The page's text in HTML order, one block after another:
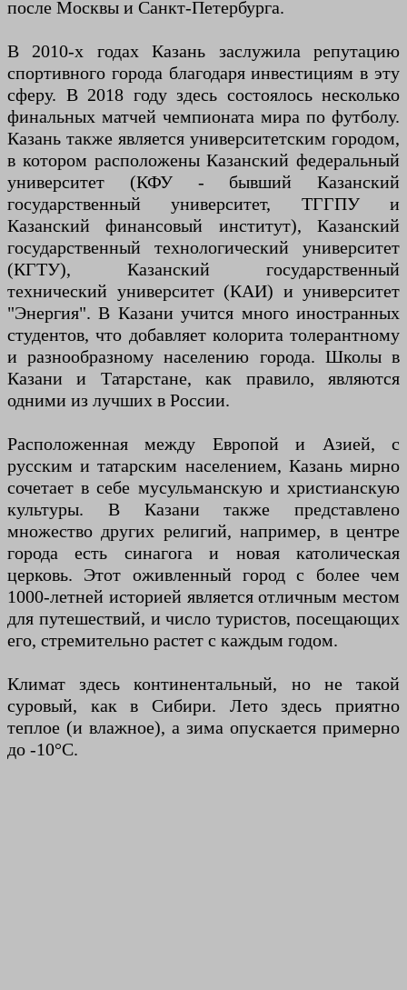
после Москвы и Санкт-Петербурга.
В 2010-х годах Казань заслужила репутацию
спортивного города благодаря инвестициям в эту
сферу. В 2018 году здесь состоялось несколько
финальных матчей чемпионата мира по футболу.
Казань также является университетским городом,
в котором расположены Казанский федеральный
университет (КФУ - бывший Казанский
государственный университет, ТГГПУ и
Казанский финансовый институт), Казанский
государственный технологический университет
(КГТУ), Казанский государственный
технический университет (КАИ) и университет
"Энергия". В Казани учится много иностранных
студентов, что добавляет колорита толерантному
и разнообразному населению города. Школы в
Казани и Татарстане, как правило, являются
одними из лучших в России.
Расположенная между Европой и Азией, с
русским и татарским населением, Казань мирно
сочетает в себе мусульманскую и христианскую
культуры. В Казани также представлено
множество других религий, например, в центре
города есть синагога и новая католическая
церковь. Этот оживленный город с более чем
1000-летней историей является отличным местом
для путешествий, и число туристов, посещающих
его, стремительно растет с каждым годом.
Климат здесь континентальный, но не такой
суровый, как в Сибири. Лето здесь приятно
теплое (и влажное), а зима опускается примерно
до -10°C.